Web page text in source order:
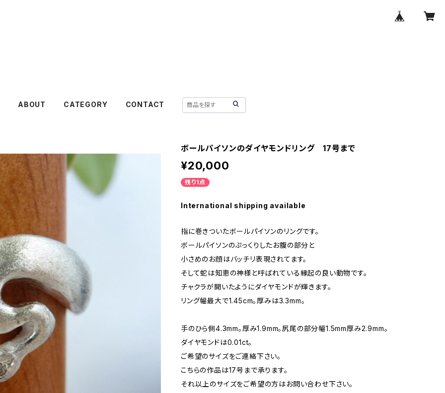
ABOUT CATEGORY CONTACT
ボールパイソンのダイヤモンドリング 17号まで
¥20,000
残り1点
International shipping available
指に巻きついたボールパイソンのリングです。
ボールパイソンのぷっくりしたお腹の部分と
小さめのお顔はバッチリ表現されてます。
そして蛇は知恵の神様と呼ばれている縁起の良い動物です。
チャクラが開いたようにダイヤモンドが輝きます。
リング幅最大で1.45cm。厚みは3.3mm。
手のひら側4.3mm。厚み1.9mm。尻尾の部分幅1.5mm厚み2.9mm。
ダイヤモンドは0.01ct。
ご希望のサイズをご連絡下さい。
こちらの作品は17号まで承ります。
それ以上のサイズをご希望の方はお問い合わせ下さい。